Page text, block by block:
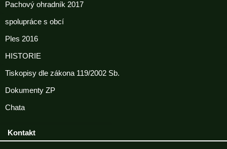
Pachový ohradník 2017
spolupráce s obcí
Ples 2016
HISTORIE
Tiskopisy dle zákona 119/2002 Sb.
Dokumenty ZP
Chata
Kontakt